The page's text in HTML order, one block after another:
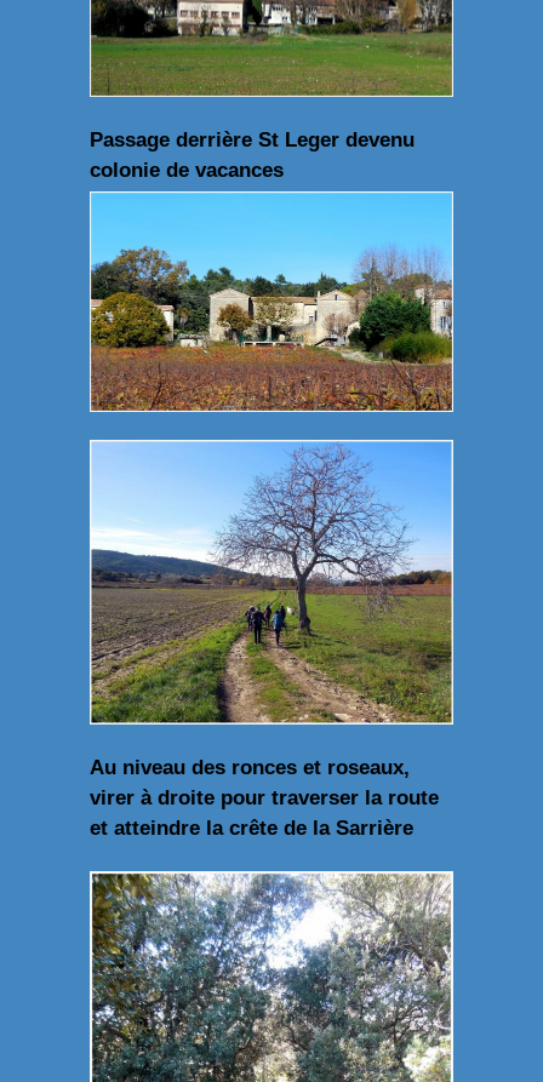
Passage derrière St Leger devenu
colonie de vacances
Au niveau des ronces et roseaux,
virer à droite pour traverser la route
et atteindre la crête de la Sarrière